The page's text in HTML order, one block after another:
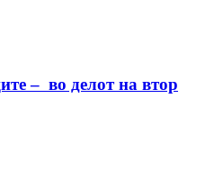
– во делот на втор